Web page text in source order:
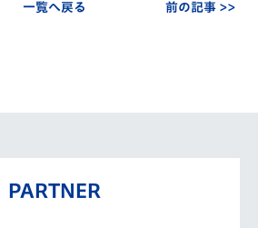
一覧へ戻る 前の記事 >>
PARTNER